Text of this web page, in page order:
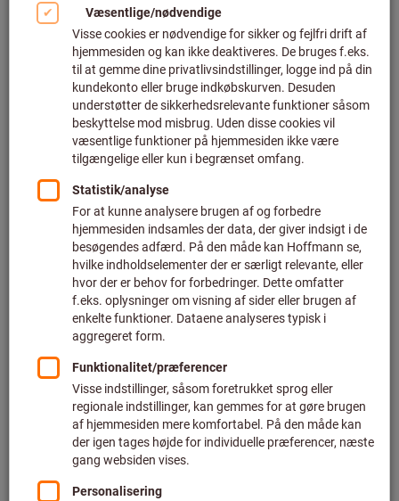
Klik for at forstørre billedet
Pris pr. 1 styk
plus fragt
Individuelle priser for erhvervskunder efter